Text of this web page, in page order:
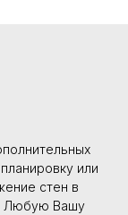
или
стен в
Любую Вашу